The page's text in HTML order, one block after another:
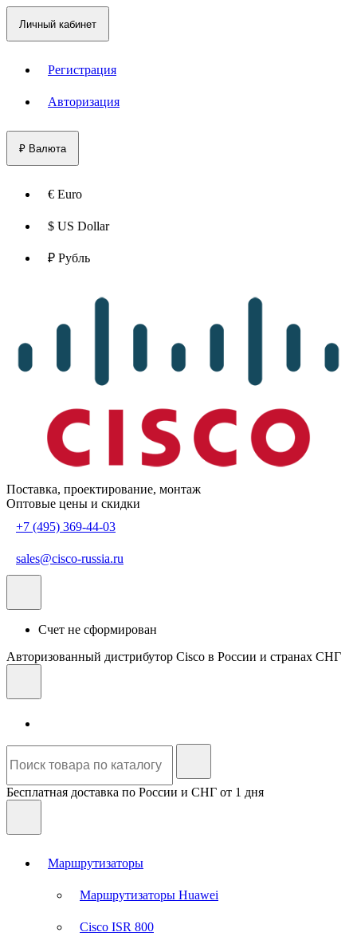
Личный кабинет
Регистрация
Авторизация
₽ Валюта
€ Euro
$ US Dollar
₽ Рубль
Поставка, проектирование, монтаж
Оптовые цены и скидки
+7 (495) 369-44-03
sales@cisco-russia.ru
Счет не сформирован
Авторизованный дистрибутор Cisco в России и странах СНГ
Бесплатная доставка по России и СНГ от 1 дня
Маршрутизаторы
Маршрутизаторы Huawei
Cisco ISR 800